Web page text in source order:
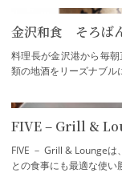
金沢和食 そろば
料理長が金沢港から毎
類の地酒をリーズナブル
FIVE – Grill &
FIVE － Grill & Lounge
との食事にも最適な使い